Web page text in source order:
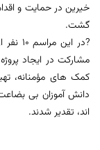
خیرین در حمایت و
گشت.
?در
مشارکت در ایجاد
کمک های مؤمنانه،
دانش آموزان بی
اند، تقدیر شدند.